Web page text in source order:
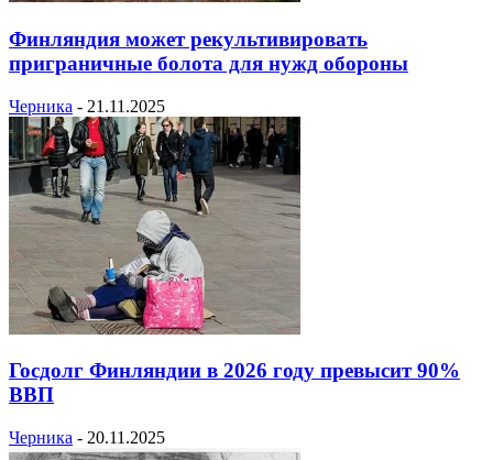
Финляндия может рекультивировать
приграничные болота для нужд обороны
Черника - 21.11.2025
Госдолг Финляндии в 2026 году превысит 90%
ВВП
Черника - 20.11.2025